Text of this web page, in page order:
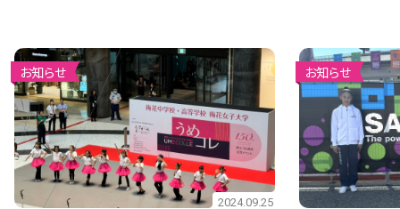
お知らせ
2024.09.25
お知らせ